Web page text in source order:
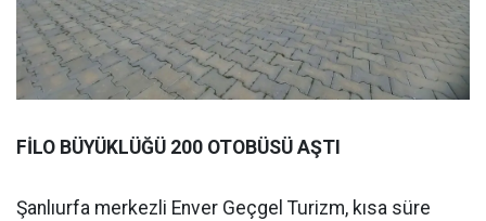
FİLO BÜYÜKLÜĞÜ 200 OTOBÜSÜ AŞTI
Şanlıurfa merkezli Enver Geçgel Turizm, kısa süre